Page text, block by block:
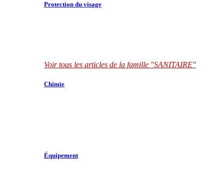
Protection du visage
Voir tous les articles de la famille "SANITAIRE"
Chimie
Équipement